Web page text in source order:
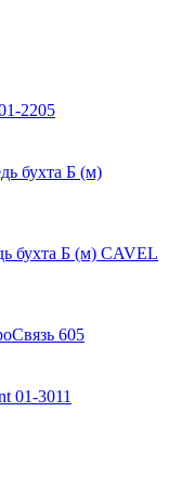
2205
бухта Б (м)
бухта Б (м) CAVEL
605
01-3011